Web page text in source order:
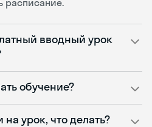
расписание.
вводный урок
обучение?
урок, что делать?